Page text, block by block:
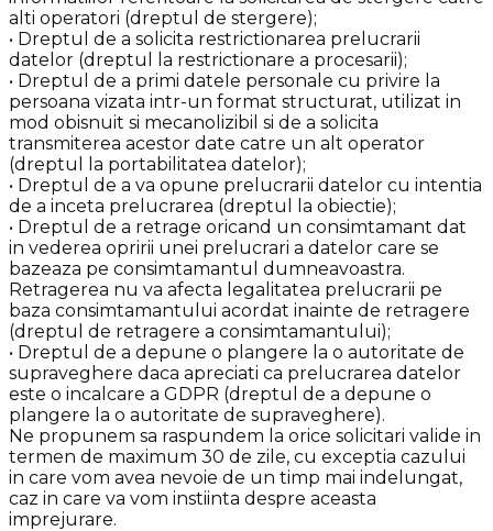
alti operatori (dreptul de stergere);
• Dreptul de a solicita restrictionarea prelucrarii
datelor (dreptul la restrictionare a procesarii);
• Dreptul de a primi datele personale cu privire la
persoana vizata intr-un format structurat, utilizat in
mod obisnuit si mecanolizibil si de a solicita
transmiterea acestor date catre un alt operator
(dreptul la portabilitatea datelor);
• Dreptul de a va opune prelucrarii datelor cu intentia
de a inceta prelucrarea (dreptul la obiectie);
• Dreptul de a retrage oricand un consimtamant dat
in vederea opririi unei prelucrari a datelor care se
bazeaza pe consimtamantul dumneavoastra.
Retragerea nu va afecta legalitatea prelucrarii pe
baza consimtamantului acordat inainte de retragere
(dreptul de retragere a consimtamantului);
• Dreptul de a depune o plangere la o autoritate de
supraveghere daca apreciati ca prelucrarea datelor
este o incalcare a GDPR (dreptul de a depune o
plangere la o autoritate de supraveghere).
Ne propunem sa raspundem la orice solicitari valide in
termen de maximum 30 de zile, cu exceptia cazului
in care vom avea nevoie de un timp mai indelungat,
caz in care va vom instiinta despre aceasta
imprejurare.